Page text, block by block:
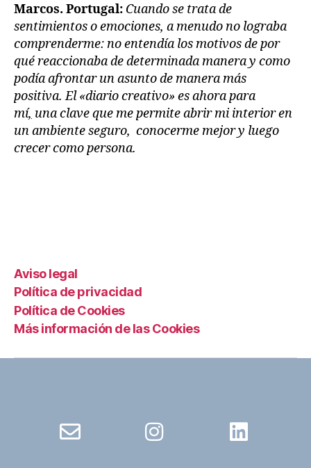
Marcos. Portugal: Cuando se trata de
sentimientos o emociones, a menudo no lograba
comprenderme: no entendía los motivos de por
qué reaccionaba de determinada manera y como
podía afrontar un asunto de manera más
positiva. El «diario creativo» es ahora para
mí, una clave que me permite abrir mi interior en
un ambiente seguro, conocerme mejor y luego
crecer como persona.
Aviso legal
Política de privacidad
Política de Cookies
Más información de las Cookies